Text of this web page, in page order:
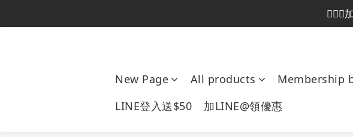
New Page All products Membership
LINE登入送$50
加LINE@領優惠